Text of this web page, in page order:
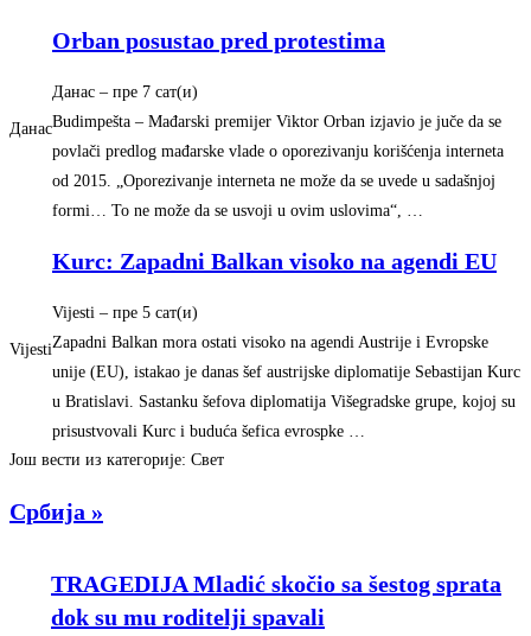
Данас
Orban posustao pred protestima
Данас – ‎пре 7 сат(и)‎
Budimpešta – Mađarski premijer Viktor Orban izjavio je juče da se
povlači predlog mađarske vlade o oporezivanju korišćenja interneta
od 2015. „Oporezivanje interneta ne može da se uvede u sadašnjoj
formi… To ne može da se usvoji u ovim uslovima“, …
Vijesti
Kurc: Zapadni Balkan visoko na agendi EU
Vijesti – ‎пре 5 сат(и)‎
Zapadni Balkan mora ostati visoko na agendi Austrije i Evropske
unije (EU), istakao je danas šef austrijske diplomatije Sebastijan Kurc
u Bratislavi. Sastanku šefova diplomatija Višegradske grupe, kojoj su
prisustvovali Kurc i buduća šefica evrospke …
Још вести из категорије: Свет
Србија »
TRAGEDIJA Mladić skočio sa šestog sprata
dok su mu roditelji spavali